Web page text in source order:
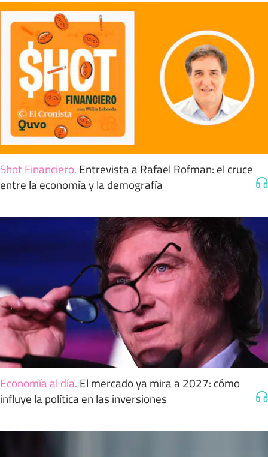
Shot Financiero. Entrevista a Rafael Rofman: el cruce
entre la economía y la demografía
Economía al día. El mercado ya mira a 2027: cómo
influye la política en las inversiones